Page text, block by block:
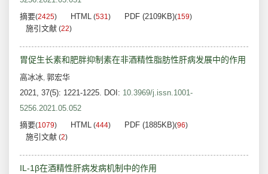
摘要(2425) HTML (531) PDF (2109KB)(159)
施引文献 (22)
胃促生长素和肥胖抑制素在非酒精性脂肪性肝病发展中的作用
高冰冰, 郭宏华
2021, 37(5): 1221-1225. DOI: 10.3969/j.issn.1001-
5256.2021.05.052
摘要(1079) HTML (444) PDF (1885KB)(96)
施引文献 (2)
IL-1β在酒精性肝病发病机制中的作用